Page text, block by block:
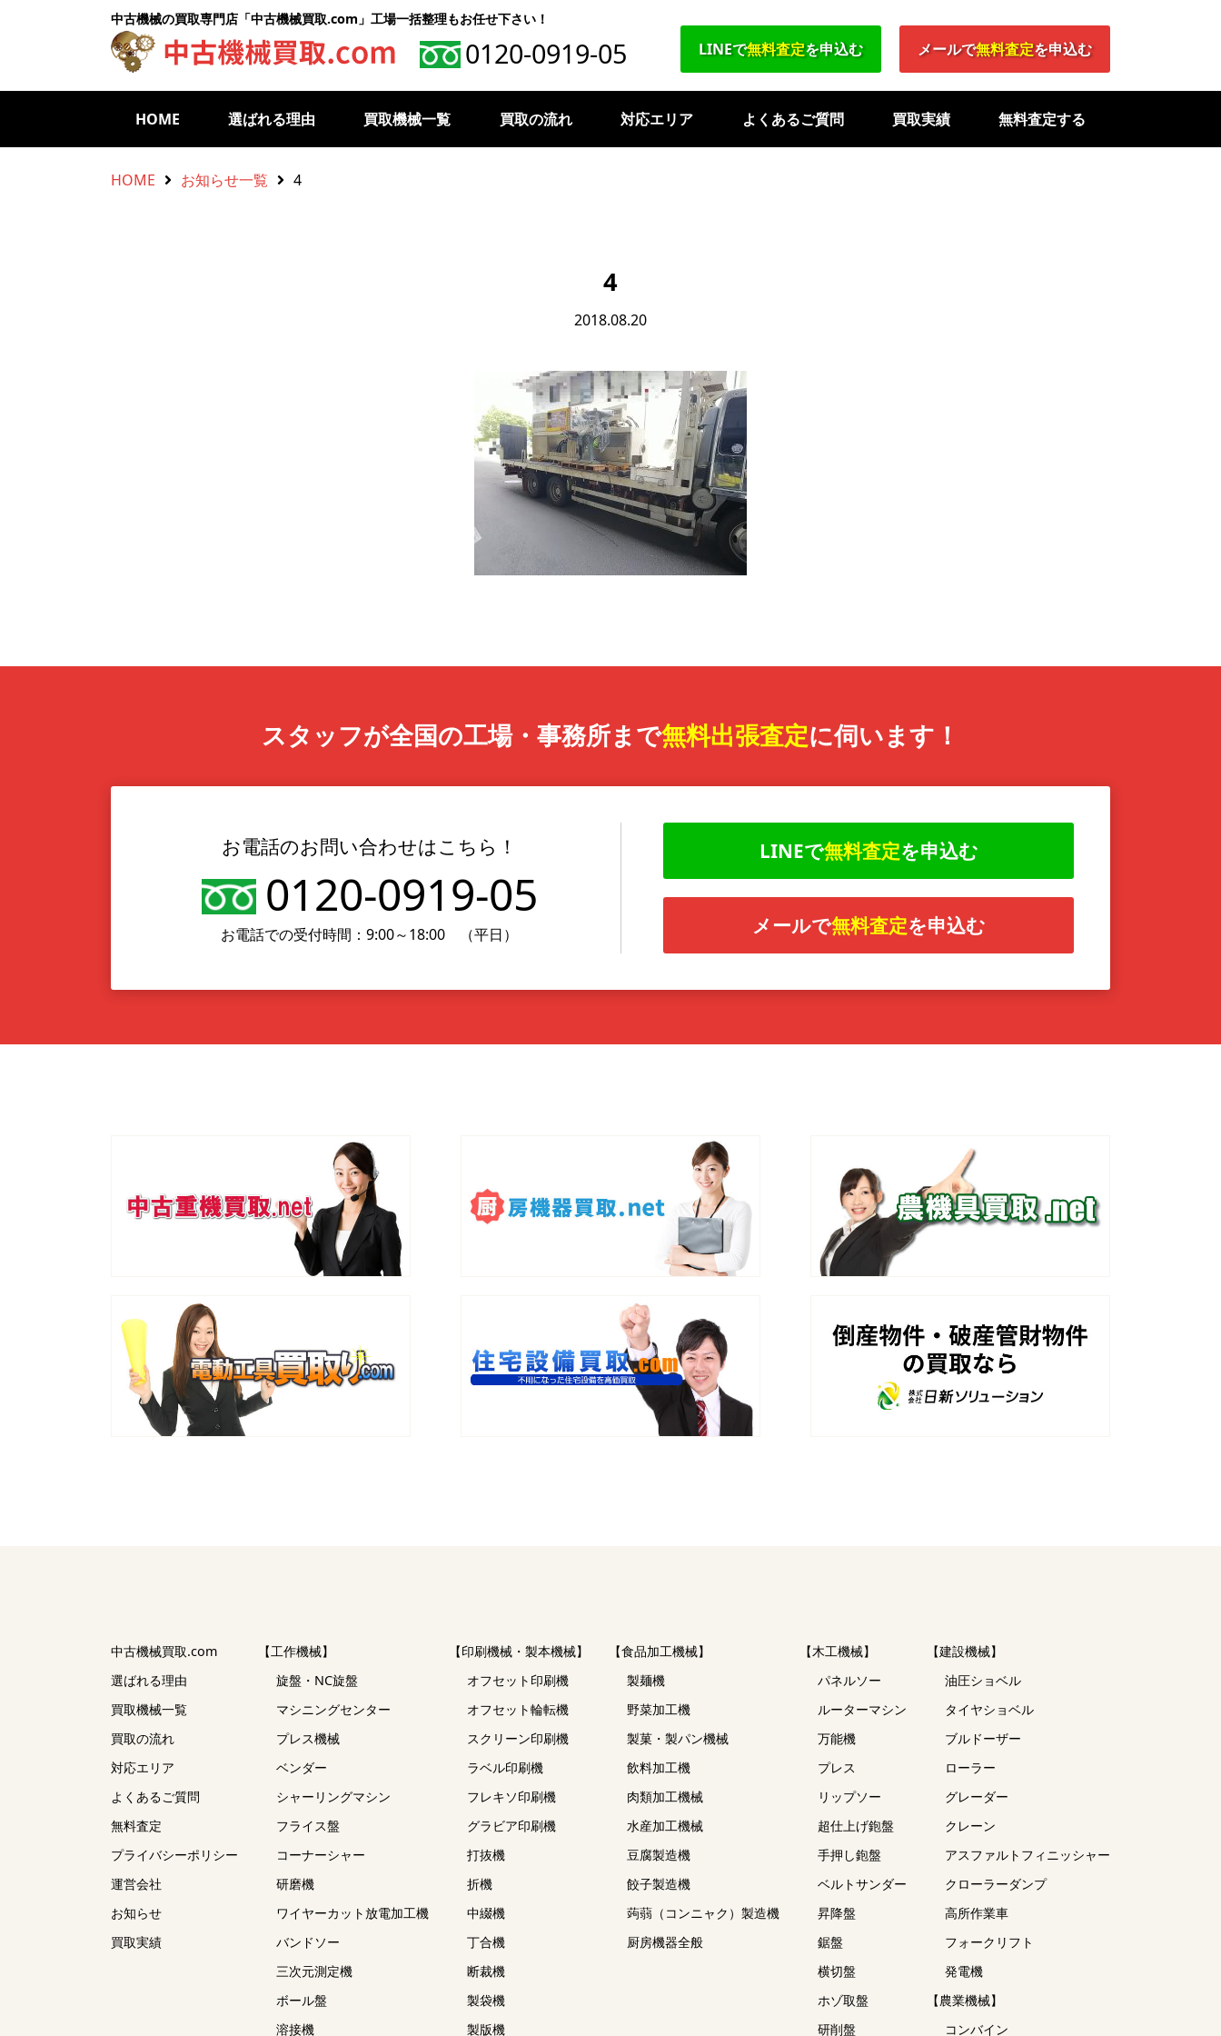
中古機械の買取専門店「中古機械買取.com」工場一括整理もお任せ下さい！
0120-0919-05 LINEで無料査定を申込む メールで無料査定を申込む
HOME 選ばれる理由 買取機械一覧 買取の流れ 対応エリア よくあるご質問 買取実績 無料査定する
HOME お知らせ一覧 4
4
2018.08.20
スタッフが全国の工場・事務所まで無料出張査定に伺います！
お電話のお問い合わせはこちら！
0120-0919-05
お電話での受付時間：9:00～18:00 （平日）
LINEで無料査定を申込む
メールで無料査定を申込む
中古機械買取.com
選ばれる理由
買取機械一覧
買取の流れ
対応エリア
よくあるご質問
無料査定
プライバシーポリシー
運営会社
お知らせ
買取実績
【工作機械】
旋盤・NC旋盤
マシニングセンター
プレス機械
ベンダー
シャーリングマシン
フライス盤
コーナーシャー
研磨機
ワイヤーカット放電加工機
バンドソー
三次元測定機
ボール盤
溶接機
【印刷機械・製本機械】
オフセット印刷機
オフセット輪転機
スクリーン印刷機
ラベル印刷機
フレキソ印刷機
グラビア印刷機
打抜機
折機
中綴機
丁合機
断裁機
製袋機
製版機
【食品加工機械】
製麺機
野菜加工機
製菓・製パン機械
飲料加工機
肉類加工機械
水産加工機械
豆腐製造機
餃子製造機
蒟蒻（コンニャク）製造機
厨房機器全般
【木工機械】
パネルソー
ルーターマシン
万能機
プレス
リップソー
超仕上げ鉋盤
手押し鉋盤
ベルトサンダー
昇降盤
鋸盤
横切盤
ホゾ取盤
研削盤
【建設機械】
油圧ショベル
タイヤショベル
ブルドーザー
ローラー
グレーダー
クレーン
アスファルトフィニッシャー
クローラーダンプ
高所作業車
フォークリフト
発電機
【農業機械】
コンバイン